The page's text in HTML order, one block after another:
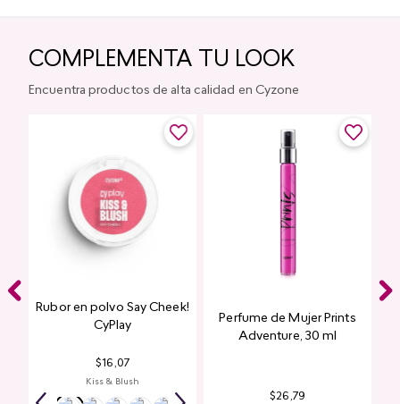
COMPLEMENTA TU LOOK
Encuentra productos de alta calidad en Cyzone
Rubor en polvo Say Cheek!
CyPlay
$16,07
Kiss & Blush
Perfume de Mujer Prints
Adventure, 30 ml
$26,79